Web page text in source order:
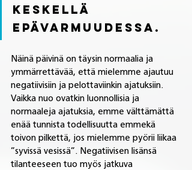
keskellä
epävarmuudessa.
Näinä päivinä on täysin normaalia ja
ymmärrettävää, että mielemme ajautuu
negatiivisiin ja pelottaviinkin ajatuksiin.
Vaikka nuo ovatkin luonnollisia ja
normaaleja ajatuksia, emme välttämättä
enää tunnista todellisuutta emmekä
toivon pilkettä, jos mielemme pyörii liikaa
”syvissä vesissä”. Negatiivisen lisänsä
tilanteeseen tuo myös jatkuva